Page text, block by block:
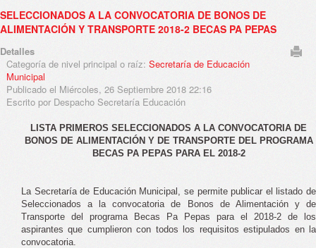
SELECCIONADOS A LA CONVOCATORIA DE BONOS DE
ALIMENTACIÓN Y TRANSPORTE 2018-2 BECAS PA PEPAS
Detalles
Categoría de nivel principal o raíz: Secretaría de Educación
Municipal
Publicado el Miércoles, 26 Septiembre 2018 22:16
Escrito por Despacho Secretaría Educación
LISTA PRIMEROS SELECCIONADOS A LA CONVOCATORIA DE
BONOS DE ALIMENTACIÓN Y DE TRANSPORTE DEL PROGRAMA
BECAS PA PEPAS PARA EL 2018-2
La Secretaría de Educación Municipal, se permite publicar el listado de
Seleccionados a la convocatoria de Bonos de Alimentación y de
Transporte del programa Becas Pa Pepas para el 2018-2 de los
aspirantes que cumplieron con todos los requisitos estipulados en la
convocatoria.